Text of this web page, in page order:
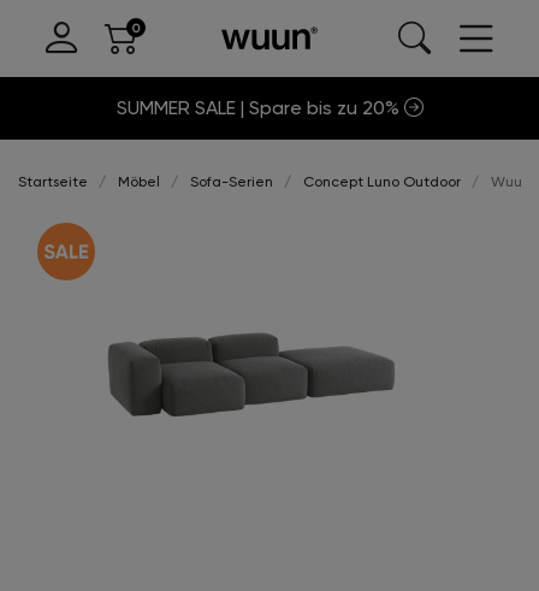
SUMMER SALE | Spare bis zu 20%
Startseite Möbel Sofa-Serien Concept Luno Outdoor